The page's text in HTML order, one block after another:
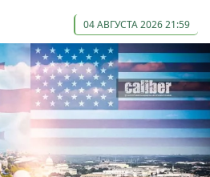
04 АВГУСТА 2026 21:59